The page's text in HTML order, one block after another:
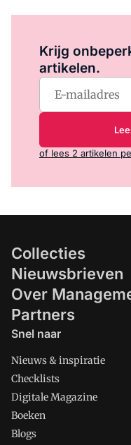
Krijg
artikelen.
of lees 2 artikelen
Collecties
Nieuwsbrieven
Over
Partners
Snel naar
Nieuws & inspiratie
Checklists
Digitale Magazine
Boeken
Blogs